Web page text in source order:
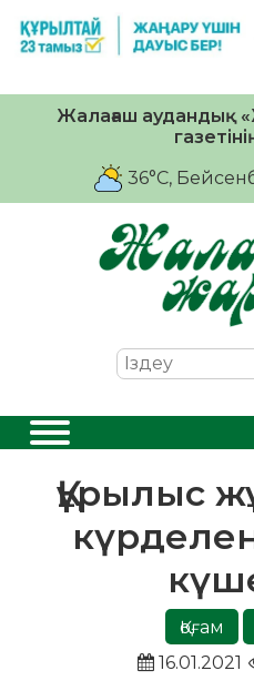
Жалағаш аудандық
36°C,
Құрылыс
Қоғам
16.01.2021